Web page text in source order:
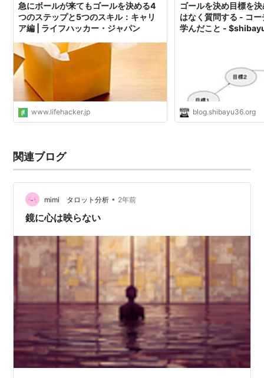
急にボールが来てもゴールを決める4
つのステップと5つのスキル：キャリ
ア編 | ライフハッカー・ジャパン
www.lifehacker.jp
ゴールを決め目標を
はなく質問する - コ
学んだこと -
blog.shibayu36.org
関連ブログ
mimi タロット分析 • 2年前
鏡に心は映らない